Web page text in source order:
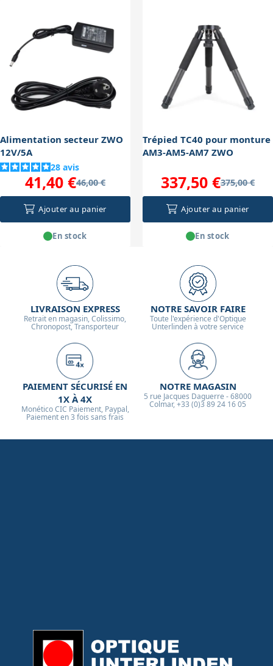
garantit une stabilité optimale et évite les coupures.
position d'initialisation précise. Une mise en station
correcte minimise la dérive et la rotation de champ,
essentielle pour un guidage efficace et une
astrophotographie réussie. La légèreté et compacité
facilitent les ajustements rapides sur le terrain.
Alimentation secteur ZWO
12V/5A
28 avis
46,00 €
41,40 €
Ajouter au panier
En stock
Trépied TC40 pour monture
AM3-AM5-AM7 ZWO
375,00 €
337,50 €
Ajouter au panier
En stock
LIVRAISON EXPRESS
Retrait en magasin, Colissimo,
Chronopost, Transporteur
NOTRE SAVOIR FAIRE
Toute l'expérience d'Optique
Unterlinden à votre service
PAIEMENT SÉCURISÉ EN
1X À 4X
Monético CIC Paiement, Paypal,
Paiement en 3 fois sans frais
NOTRE MAGASIN
5 rue Jacques Daguerre - 68000
Colmar, +33 (0)3 89 24 16 05